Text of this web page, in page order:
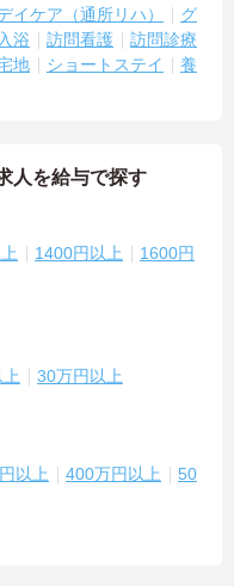
イケア（通所リハ）
グ
浴 訪問看護
訪問診療
地 ショートステイ
養
人を給与で探す
1400円以上
1600円
30万円以上
以上 400万円以上
50